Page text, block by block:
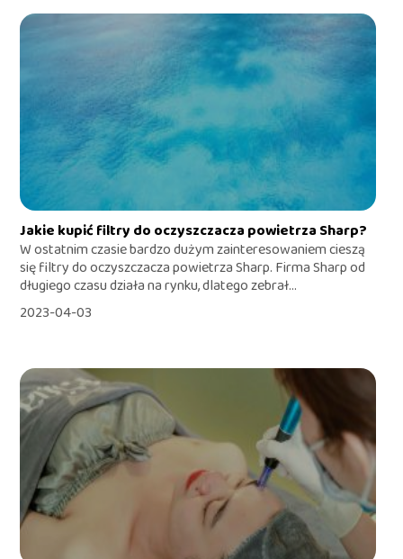
Jakie kupić filtry do oczyszczacza powietrza Sharp?
W ostatnim czasie bardzo dużym zainteresowaniem cieszą
się filtry do oczyszczacza powietrza Sharp. Firma Sharp od
długiego czasu działa na rynku, dlatego zebrał...
2023-04-03